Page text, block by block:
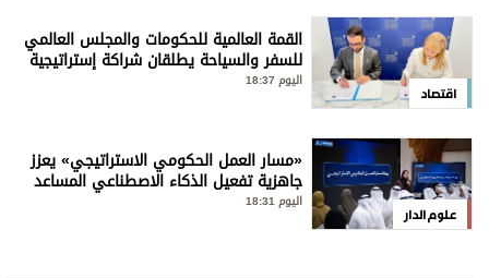
اقتصاد
القمة العالمية للحكومات والمجلس العالمي
للسفر والسياحة يطلقان شراكة إستراتيجية
لتعزيز الحوار العالمي
اليوم 18:37
علوم الدار
«مسار العمل الحكومي الاستراتيجي» يعزز
جاهزية تفعيل الذكاء الاصطناعي المساعد
ودعم صناعة القرار
اليوم 18:31